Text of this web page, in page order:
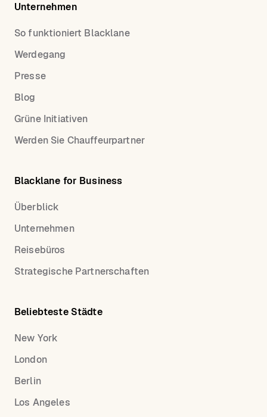
Unternehmen
So funktioniert Blacklane
Werdegang
Presse
Blog
Grüne Initiativen
Werden Sie Chauffeurpartner
Blacklane for Business
Überblick
Unternehmen
Reisebüros
Strategische Partnerschaften
Beliebteste Städte
New York
London
Berlin
Los Angeles